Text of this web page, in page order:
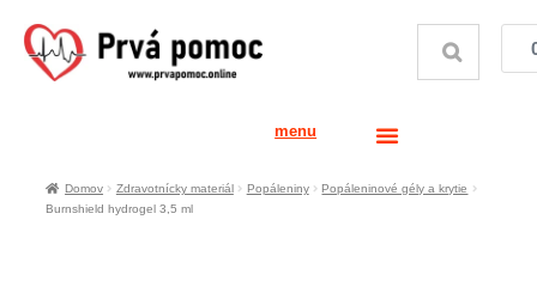
menu
Domov Zdravotnícky materiál Popáleniny
Popáleninové gély a krytie
Burnshield hydrogel 3,5 ml